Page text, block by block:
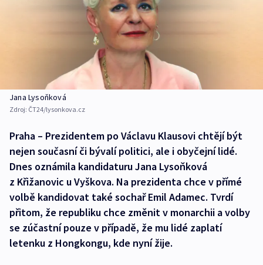
Jana Lysoňková
Zdroj: ČT24/lysonkova.cz
Praha – Prezidentem po Václavu Klausovi chtějí být
nejen současní či bývalí politici, ale i obyčejní lidé.
Dnes oznámila kandidaturu Jana Lysoňková
z Křižanovic u Vyškova. Na prezidenta chce v přímé
volbě kandidovat také sochař Emil Adamec. Tvrdí
přitom, že republiku chce změnit v monarchii a volby
se zúčastní pouze v případě, že mu lidé zaplatí
letenku z Hongkongu, kde nyní žije.